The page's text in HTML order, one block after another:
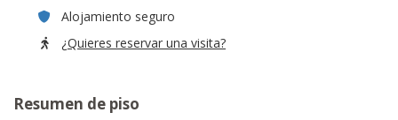
Alojamiento seguro
¿Quieres reservar una visita?
Resumen de piso